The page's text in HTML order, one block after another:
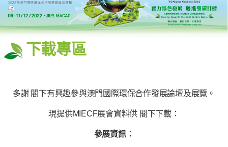
下載專區
多謝 閣下有興趣參與澳門國際環保合作發展論壇及展覽。
現提供MIECF展會資料供 閣下下載：
參展資訊：